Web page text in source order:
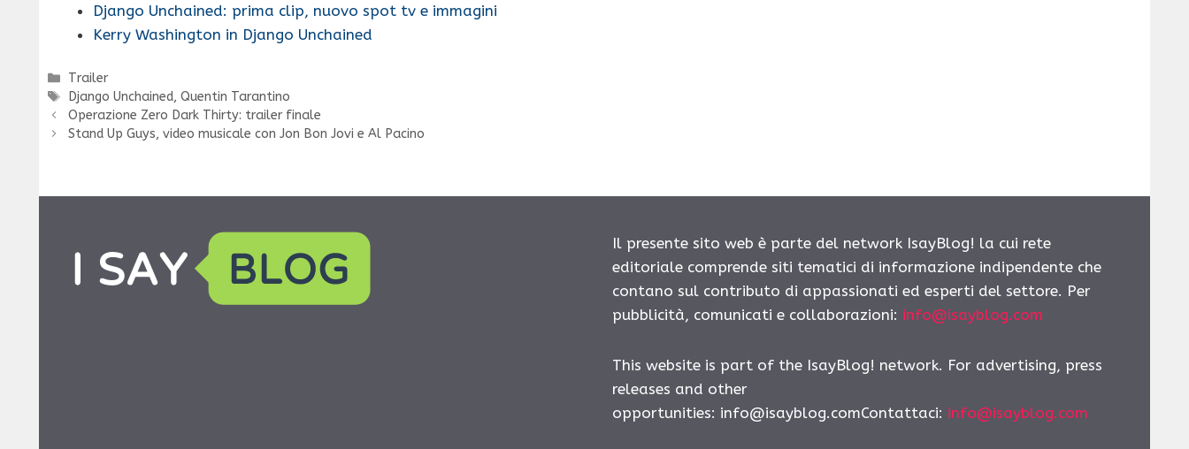
Django Unchained: prima clip, nuovo spot tv e immagini
Kerry Washington in Django Unchained
Categorie
Trailer
Tag
Django Unchained,Quentin Tarantino
Operazione Zero Dark Thirty: trailer finale
Stand Up Guys, video musicale con Jon Bon Jovi e Al Pacino
Il presente sito web è parte del network IsayBlog! la cui rete
editoriale comprende siti tematici di informazione indipendente che
contano sul contributo di appassionati ed esperti del settore. Per
pubblicità, comunicati e collaborazioni: info@isayblog.com
This website is part of the IsayBlog! network. For advertising, press
releases and other
opportunities: info@isayblog.comContattaci: info@isayblog.com